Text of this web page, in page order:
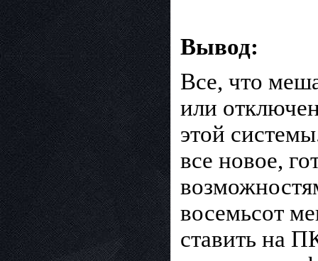
Вывод:
Все, что
или
этой
все новое,
восемьсот
ставить на